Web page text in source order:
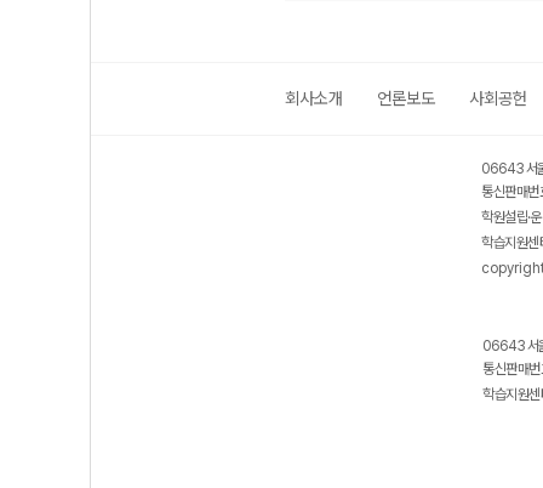
회사소개 언론보도 사회공헌
06643 서
통신판매
학원설립·
학습지원
06643 서
통신판매
학습지원